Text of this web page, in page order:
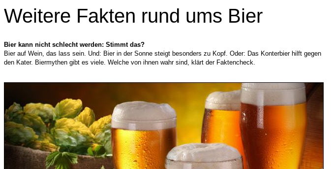
Weitere Fakten rund ums Bier
Bier kann nicht schlecht werden: Stimmt das?
Bier auf Wein, das lass sein. Und: Bier in der Sonne steigt besonders zu Kopf. Oder: Das Konterbier hilft gegen
den Kater. Biermythen gibt es viele. Welche von ihnen wahr sind, klärt der Faktencheck.